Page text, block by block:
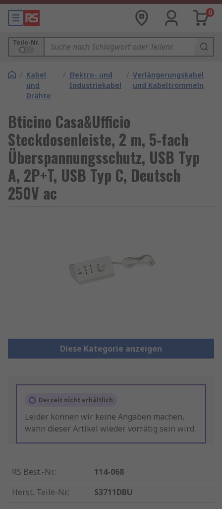
0
Teile-Nr.
/ Kabel
und
Drähte
/ Elektro- und
Industriekabel
/ Verlängerungskabel
und Kabeltrommeln
Bticino Casa&Ufficio
Steckdosenleiste, 2 m, 5-fach
Überspannungsschutz, USB Typ
A, 2P+T, USB Typ C, Deutsch
250V ac
Diese Kategorie anzeigen
Derzeit nicht erhältlich
Leider können wir keine Angaben machen,
wann dieser Artikel wieder vorrätig sein wird.
RS Best.-Nr.:
114-068
Herst. Teile-Nr.:
S3711DBU